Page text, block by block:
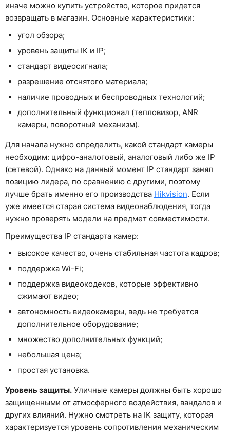
иначе можно купить устройство, которое придется
возвращать в магазин. Основные характеристики:
угол обзора;
уровень защиты IK и IP;
стандарт видеосигнала;
разрешение отснятого материала;
наличие проводных и беспроводных технологий;
дополнительный функционал (тепловизор, ANR
камеры, поворотный механизм).
Для начала нужно определить, какой стандарт камеры
необходим: цифро-аналоговый, аналоговый либо же IP
(сетевой). Однако на данный момент IP стандарт занял
позицию лидера, по сравнению с другими, поэтому
лучше брать именно его производства Hikvision. Если
уже имеется старая система видеонаблюдения, тогда
нужно проверять модели на предмет совместимости.
Преимущества IP стандарта камер:
высокое качество, очень стабильная частота кадров;
поддержка Wi-Fi;
поддержка видеокодеков, которые эффективно
сжимают видео;
автономность видеокамеры, ведь не требуется
дополнительное оборудование;
множество дополнительных функций;
небольшая цена;
простая установка.
Уровень защиты. Уличные камеры должны быть хорошо
защищенными от атмосферного воздействия, вандалов и
других влияний. Нужно смотреть на IK защиту, которая
характеризуется уровень сопротивления механическим